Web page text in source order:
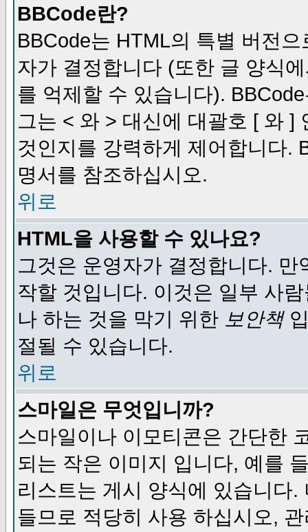
BBCode란?
BBCode는 HTML의 특별 버전
자가 결정합니다 (또한 글 양식
를 억제할 수 있습니다).
그는 < 와 > 대신에 대괄호 [ 와 ]
것인지를 강력하게 제어합니다.
명서를 참조하십시오.
위로
HTML을 사용할 수 있나요?
그것은 운영자가 결정합니다.
작할 것입니다. 이것은 일부 사
나 하는 것을 막기 위한 보안책
절될 수 있습니다.
위로
스마일은 무엇입니까?
스마일이나 이모티콘은 간단한
되는 작은 이미지 입니다, 예를
리스트는 게시 양식에 있습니다
들므로 적당히 사용 하십시오,